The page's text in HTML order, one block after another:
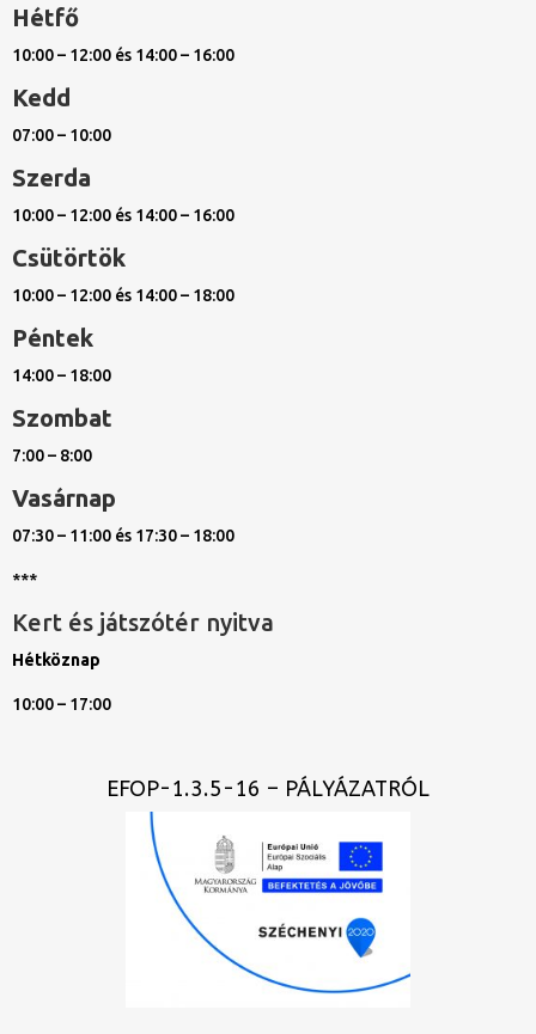
Hétfő
10:00 – 12:00 és 14:00 – 16:00
Kedd
07:00 – 10:00
Szerda
10:00 – 12:00 és 14:00 – 16:00
Csütörtök
10:00 – 12:00 és 14:00 – 18:00
Péntek
14:00 – 18:00
Szombat
7:00 – 8:00
Vasárnap
07:30 – 11:00 és 17:30 – 18:00
***
Kert és játszótér nyitva
Hétköznap
10:00 – 17:00
EFOP-1.3.5-16 – PÁLYÁZATRÓL